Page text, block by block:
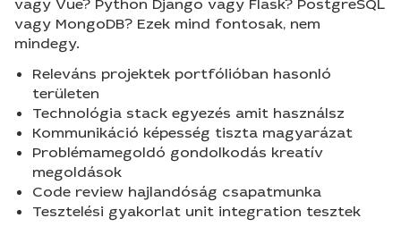
vagy Vue? Python Django vagy Flask? PostgreSQL
vagy MongoDB? Ezek mind fontosak, nem
mindegy.
Releváns projektek portfólióban hasonló
területen
Technológia stack egyezés amit használsz
Kommunikáció képesség tiszta magyarázat
Problémamegoldó gondolkodás kreatív
megoldások
Code review hajlandóság csapatmunka
Tesztelési gyakorlat unit integration tesztek